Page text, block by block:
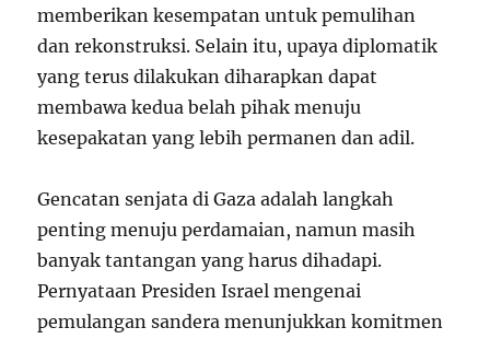
memberikan kesempatan untuk pemulihan
dan rekonstruksi. Selain itu, upaya diplomatik
yang terus dilakukan diharapkan dapat
membawa kedua belah pihak menuju
kesepakatan yang lebih permanen dan adil.
Gencatan senjata di Gaza adalah langkah
penting menuju perdamaian, namun masih
banyak tantangan yang harus dihadapi.
Pernyataan Presiden Israel mengenai
pemulangan sandera menunjukkan komitmen